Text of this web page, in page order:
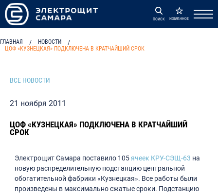
ПОИСК ИЗБРАННОЕ
ГЛАВНАЯ / НОВОСТИ /
ЦОФ «КУЗНЕЦКАЯ» ПОДКЛЮЧЕНА В КРАТЧАЙШИЙ СРОК
ВСЕ НОВОСТИ
21 ноября 2011
ЦОФ «КУЗНЕЦКАЯ» ПОДКЛЮЧЕНА В КРАТЧАЙШИЙ
СРОК
Электрощит Самара поставило 105ячеек КРУ-СЭЩ-63 на
новую распределительную подстанцию центральной
обогатительной фабрики «Кузнецкая». Все работы были
произведены в максимально сжатые сроки. Подстанцию